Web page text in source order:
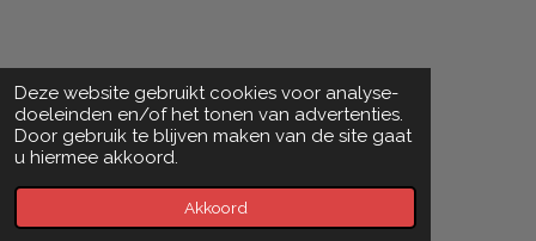
Deze website gebruikt cookies voor analyse-
doeleinden en/of het tonen van advertenties.
Door gebruik te blijven maken van de site gaat
u hiermee akkoord.
Akkoord